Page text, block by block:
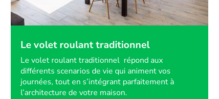
Le volet roulant traditionnel
Le volet roulant traditionnel répond aux
différents scenarios de vie qui animent vos
journées, tout en s’intégrant parfaitement à
l’architecture de votre maison.